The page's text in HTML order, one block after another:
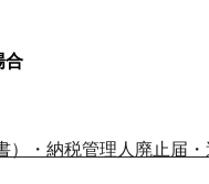
合
）・納税管理人廃止届